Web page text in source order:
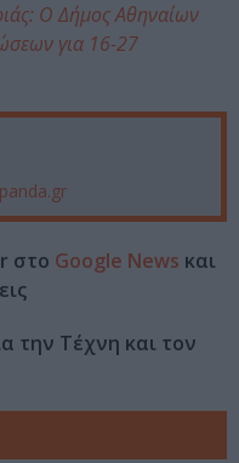
Ο Δήμος Αθηναίων
για 16-27
στο Google News και
την Τέχνη και τον